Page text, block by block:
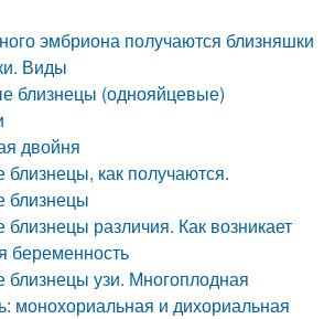
эмбриона получаются близняшки
Виды
близнецы (однояйцевые)
двойня
как получаются.
близнецы
различия. Как возникает
беременность
узи. Многоплодная
монохориальная и дихориальная